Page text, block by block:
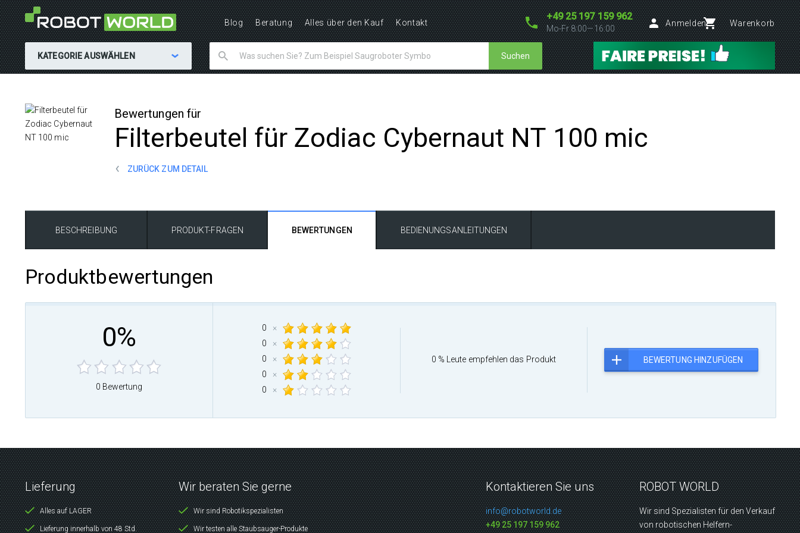
+49 25 197 159 962
Mo-Fr 8:00—16:00
Anmelden Warenkorb
KATEGORIE AUSWÄHLEN Suchen
Bewertungen für
Filterbeutel für Zodiac Cybernaut NT 100 mic
ZURÜCK ZUM DETAIL
BESCHREIBUNG PRODUKT-FRAGEN BEWERTUNGEN BEDIENUNGSANLEITUNGEN
Produktbewertungen
0%
0 Bewertung
0
×
0
×
0
×
0
×
0
×
0 % Leute empfehlen das Produkt BEWERTUNG HINZUFÜGEN
Blog Beratung Alles über den Kauf Kontakt
Lieferung
Alles auf LAGER
Lieferung innerhalb von 48 Std.
Wir beraten Sie gerne
Wir sind Robotikspezialisten
Wir testen alle Staubsauger-Produkte
Kontaktieren Sie uns
info@robotworld.de
+49 25 197 159 962
ROBOT WORLD
Wir sind Spezialisten für den Verkauf
von robotischen Helfern-